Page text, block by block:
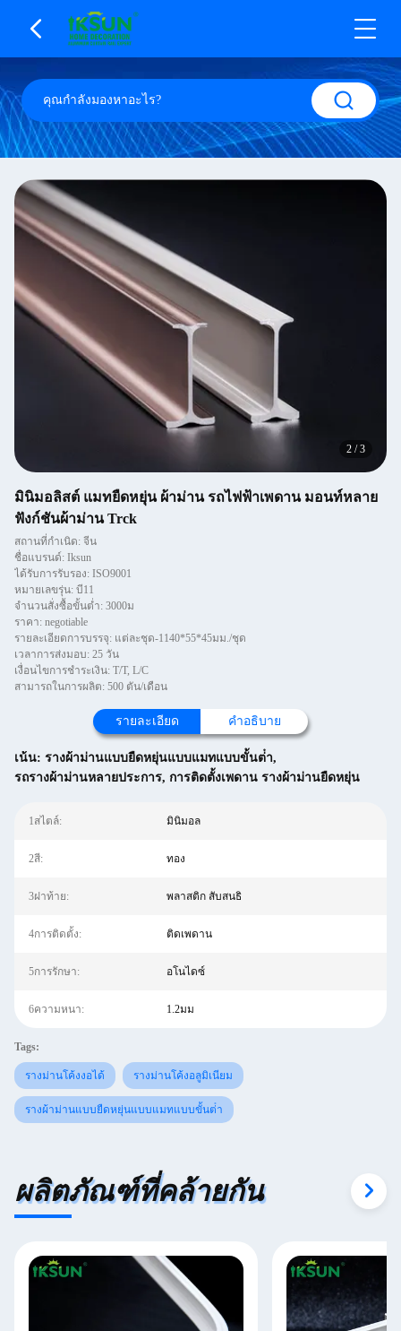
2 /3
มินิมอลิสต์ แมทยืดหยุ่น ผ้าม่าน รถไฟฟ้าเพดาน มอนท์หลาย
ฟังก์ชันผ้าม่าน Trck
สถานที่กำเนิด: จีน
ชื่อแบรนด์: Iksun
ได้รับการรับรอง: ISO9001
หมายเลขรุ่น: บี11
จำนวนสั่งซื้อขั้นต่ำ: 3000ม
ราคา: negotiable
รายละเอียดการบรรจุ: แต่ละชุด-1140*55*45มม./ชุด
เวลาการส่งมอบ: 25 วัน
เงื่อนไขการชำระเงิน: T/T, L/C
สามารถในการผลิต: 500 ตัน/เดือน
รายละเอียด คำอธิบาย
เน้น: รางผ้าม่านแบบยืดหยุ่นแบบแมทแบบขั้นต่ํา,
รถรางผ้าม่านหลายประการ, การติดตั้งเพดาน รางผ้าม่านยืดหยุ่น
1สไตล์: มินิมอล
2สี: ทอง
3ฝาท้าย: พลาสติก สับสนธิ
4การติดตั้ง: ติดเพดาน
5การรักษา: อโนไดซ์
6ความหนา: 1.2มม
Tags:
รางม่านโค้งงอได้ รางม่านโค้งอลูมิเนียม
รางผ้าม่านแบบยืดหยุ่นแบบแมทแบบขั้นต่ํา
ผลิตภัณฑ์ที่คล้ายกัน